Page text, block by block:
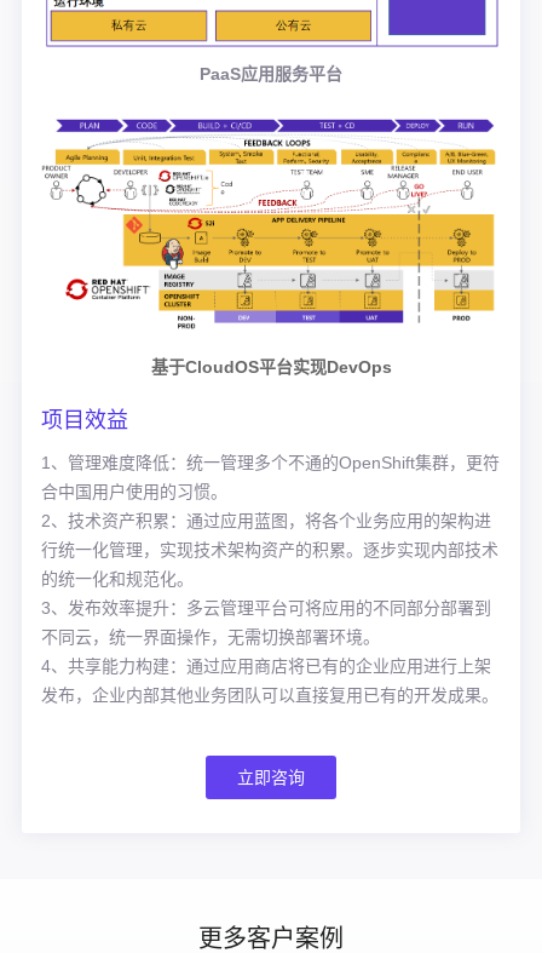
PaaS应用服务平台
基于CloudOS平台实现DevOps
项目效益
1、管理难度降低：统一管理多个不通的OpenShift集群，更符
合中国用户使用的习惯。
2、技术资产积累：通过应用蓝图，将各个业务应用的架构进
行统一化管理，实现技术架构资产的积累。逐步实现内部技术
的统一化和规范化。
3、发布效率提升：多云管理平台可将应用的不同部分部署到
不同云，统一界面操作，无需切换部署环境。
4、共享能力构建：通过应用商店将已有的企业应用进行上架
发布，企业内部其他业务团队可以直接复用已有的开发成果。
立即咨询
更多客户案例